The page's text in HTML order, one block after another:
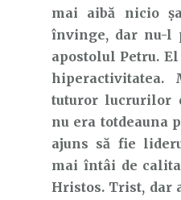
mai aibă nicio
învinge, dar nu-l
apostolul Petru.
tuturor lucrurilor
nu era totdeauna
ajuns să fie
mai întâi de
Hristos. Trist, dar